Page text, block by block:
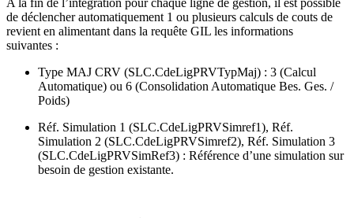
A la fin de l’intégration pour chaque ligne de gestion, il est possible
de déclencher automatiquement 1 ou plusieurs calculs de couts de
revient en alimentant dans la requête GIL les informations
suivantes :
Type MAJ CRV (SLC.CdeLigPRVTypMaj) : 3 (Calcul
Automatique) ou 6 (Consolidation Automatique Bes. Ges. /
Poids)
Réf. Simulation 1 (SLC.CdeLigPRVSimref1), Réf.
Simulation 2 (SLC.CdeLigPRVSimref2), Réf. Simulation 3
(SLC.CdeLigPRVSimRef3) : Référence d’une simulation sur
besoin de gestion existante.